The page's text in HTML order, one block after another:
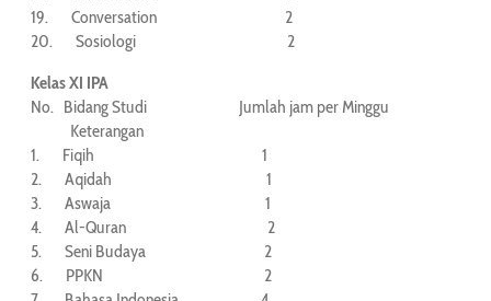
19. Conversation 2
20. Sosiologi 2
Kelas XI IPA
No. Bidang Studi Jumlah jam per Minggu
Keterangan
1. Fiqih 1
2. Aqidah 1
3. Aswaja 1
4. Al-Quran 2
5. Seni Budaya 2
6. PPKN 2